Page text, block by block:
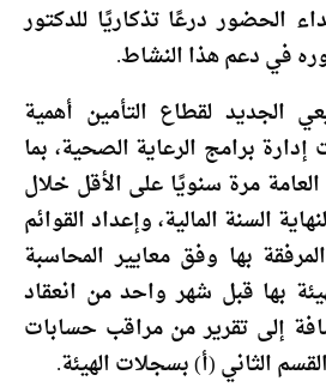
الحضور درعًا تذكاريًا للدكتور
في دعم هذا النشاط.
الجديد لقطاع التأمين أهمية
برامج الرعاية الصحية، بما
مرة سنويًا على الأقل خلال
السنة المالية، وإعداد القوائم
بها وفق معايير المحاسبة
بها قبل شهر واحد من انعقاد
إلى تقرير من مراقب حسابات
الثاني (أ) بسجلات الهيئة.